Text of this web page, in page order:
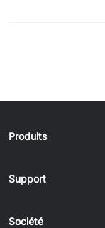
Produits
Support
Société